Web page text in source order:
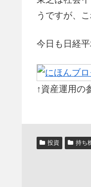
うですが、
今日も日経
↑資産運用の
投資 持ち